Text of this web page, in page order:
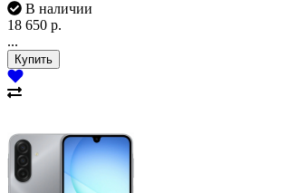
В наличии
18 650 р.
...